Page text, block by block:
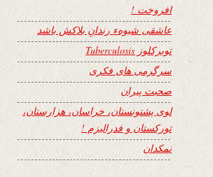
افروخت !
عاشقی شیوهء رندانِ بلاکش باشد
توبرکلوز Tuberculosis
سرگرمی های فکری
صحبت پیران
لوی پشتونستان، خراسان، هزارستان،
تورکستان و فدرالیزم !
نمکدان